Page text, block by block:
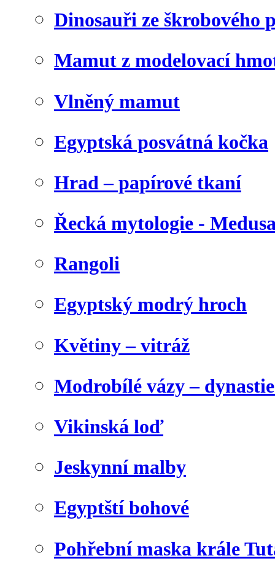
Dinosauři ze škrobového
Mamut z modelovací
Vlněný mamut
Egyptská posvátná kočka
Hrad – papírové tkaní
Řecká mytologie -
Rangoli
Egyptský modrý hroch
Květiny – vitráž
Modrobílé vázy –
Vikinská loď
Jeskynní malby
Egyptští bohové
Pohřební maska krále